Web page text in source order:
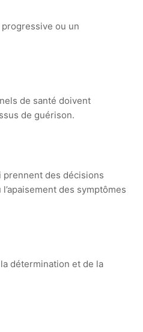
ou un
de santé doivent
de guérison.
prennent des décisions
des symptômes
détermination et de la